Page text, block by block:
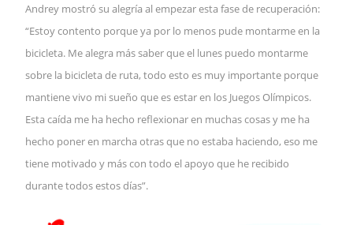
Andrey mostró su alegría al empezar esta fase de recuperación:
“Estoy contento porque ya por lo menos pude montarme en la
bicicleta. Me alegra más saber que el lunes puedo montarme
sobre la bicicleta de ruta, todo esto es muy importante porque
mantiene vivo mi sueño que es estar en los Juegos Olímpicos.
Esta caída me ha hecho reflexionar en muchas cosas y me ha
hecho poner en marcha otras que no estaba haciendo, eso me
tiene motivado y más con todo el apoyo que he recibido
durante todos estos días”.